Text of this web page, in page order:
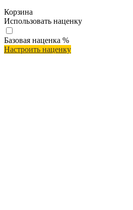
Корзина
Использовать наценку
Базовая наценка %
Настроить наценку